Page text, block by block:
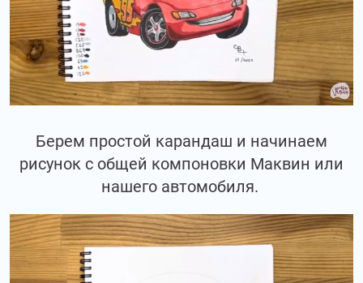
Берем простой карандаш и начинаем
рисунок с общей компоновки Маквин или
нашего автомобиля.